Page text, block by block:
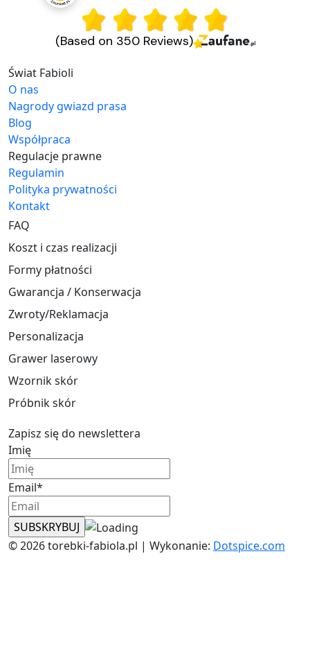
(Based on 350 Reviews)
Świat Fabioli
O nas
Nagrody gwiazd prasa
Blog
Współpraca
Regulacje prawne
Regulamin
Polityka prywatności
Kontakt
FAQ
Koszt i czas realizacji
Formy płatności
Gwarancja / Konserwacja
Zwroty/Reklamacja
Personalizacja
Grawer laserowy
Wzornik skór
Próbnik skór
Zapisz się do newslettera
Imię
Email*
© 2026 torebki-fabiola.pl | Wykonanie: Dotspice.com